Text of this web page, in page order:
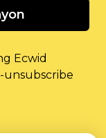
Ecwid
unsubscribe